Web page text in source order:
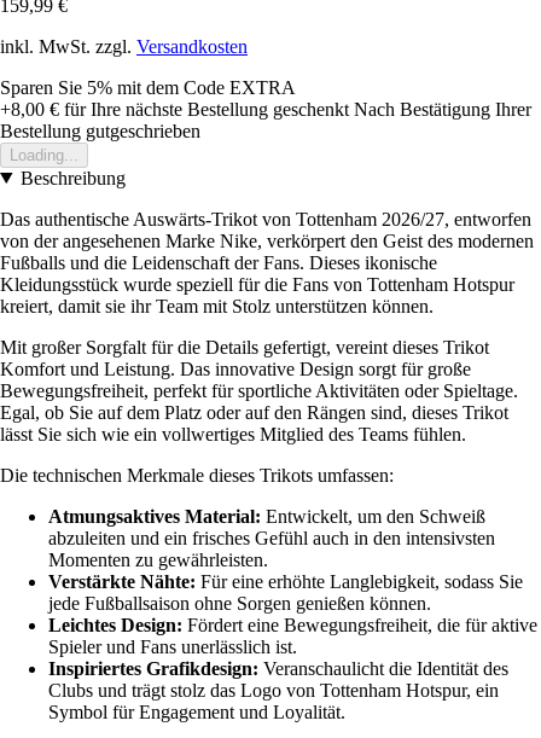
159,99 €
inkl. MwSt. zzgl. Versandkosten
Sparen Sie 5% mit dem Code EXTRA
+8,00 € für Ihre nächste Bestellung geschenkt Nach Bestätigung Ihrer
Bestellung gutgeschrieben
Loading...
Beschreibung
Das authentische Auswärts-Trikot von Tottenham 2026/27, entworfen
von der angesehenen Marke Nike, verkörpert den Geist des modernen
Fußballs und die Leidenschaft der Fans. Dieses ikonische
Kleidungsstück wurde speziell für die Fans von Tottenham Hotspur
kreiert, damit sie ihr Team mit Stolz unterstützen können.
Mit großer Sorgfalt für die Details gefertigt, vereint dieses Trikot
Komfort und Leistung. Das innovative Design sorgt für große
Bewegungsfreiheit, perfekt für sportliche Aktivitäten oder Spieltage.
Egal, ob Sie auf dem Platz oder auf den Rängen sind, dieses Trikot
lässt Sie sich wie ein vollwertiges Mitglied des Teams fühlen.
Die technischen Merkmale dieses Trikots umfassen:
Atmungsaktives Material: Entwickelt, um den Schweiß
abzuleiten und ein frisches Gefühl auch in den intensivsten
Momenten zu gewährleisten.
Verstärkte Nähte: Für eine erhöhte Langlebigkeit, sodass Sie
jede Fußballsaison ohne Sorgen genießen können.
Leichtes Design: Fördert eine Bewegungsfreiheit, die für aktive
Spieler und Fans unerlässlich ist.
Inspiriertes Grafikdesign: Veranschaulicht die Identität des
Clubs und trägt stolz das Logo von Tottenham Hotspur, ein
Symbol für Engagement und Loyalität.